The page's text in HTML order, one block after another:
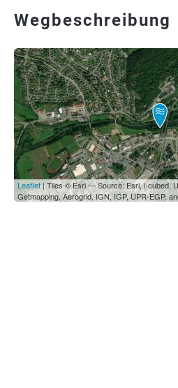
Wegbeschreibung
Leaflet| Tiles © Esri — Source: Esri, i-cubed,
Getmapping, Aerogrid, IGN, IGP, UPR-EGP,